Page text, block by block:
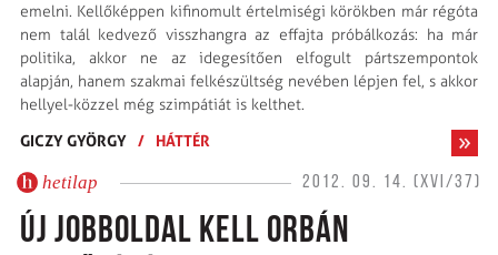
emelni. Kellőképpen kifinomult értelmiségi körökben már régóta
nem talál kedvező visszhangra az effajta próbálkozás: ha már
politika, akkor ne az idegesítően elfogult pártszempontok
alapján, hanem szakmai felkészültség nevében lépjen fel, s akkor
hellyel-közzel még szimpátiát is kelthet.
GICZY GYÖRGY / HÁTTÉR
hetilap 2012. 09. 14. (XVI/37)
ÚJ JOBBOLDAL KELL ORBÁN